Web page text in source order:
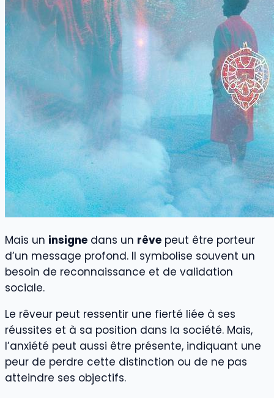
Mais un insigne dans un rêve peut être porteur
d’un message profond. Il symbolise souvent un
besoin de reconnaissance et de validation
sociale.
Le rêveur peut ressentir une fierté liée à ses
réussites et à sa position dans la société. Mais,
l’anxiété peut aussi être présente, indiquant une
peur de perdre cette distinction ou de ne pas
atteindre ses objectifs.